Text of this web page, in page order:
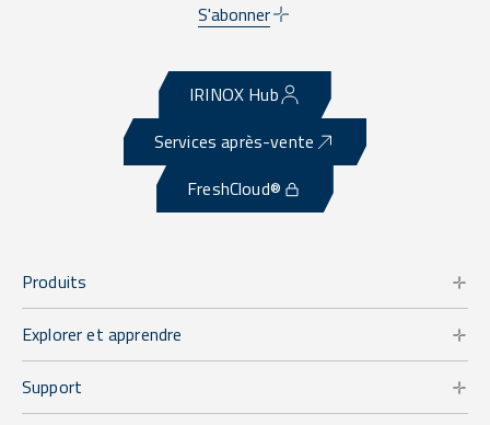
S'abonner
IRINOX Hub
Services après-vente
FreshCloud®
Produits
Explorer et apprendre
Support